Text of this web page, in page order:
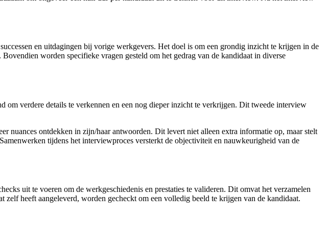
en uitdagingen bij vorige werkgevers. Het doel is om een grondig inzicht te krijgen in de
worden specifieke vragen gesteld om het gedrag van de kandidaat in diverse
om verdere details te verkennen en een nog dieper inzicht te verkrijgen. Dit tweede interview
nuances ontdekken in zijn/haar antwoorden. Dit levert niet alleen extra informatie op, maar stelt
tijdens het interviewproces versterkt de objectiviteit en nauwkeurigheid van de
uit te voeren om de werkgeschiedenis en prestaties te valideren. Dit omvat het verzamelen
heeft aangeleverd, worden gecheckt om een volledig beeld te krijgen van de kandidaat.